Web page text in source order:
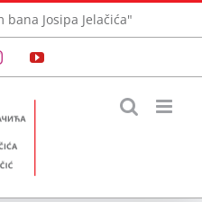
Josipa Jelačića"
InstagramYouTube